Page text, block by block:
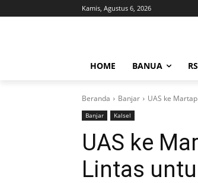
Kamis, Agustus 6, 2026
HOME BANUA
Beranda Banjar UAS ke
Banjar Kalsel
UAS ke
Lintas